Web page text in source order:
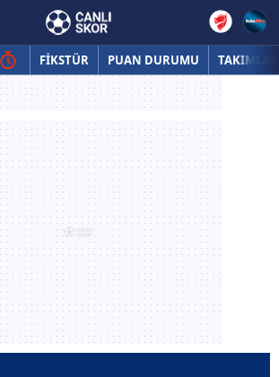
FİKSTÜR PUAN DURUMU TAKIMLAR